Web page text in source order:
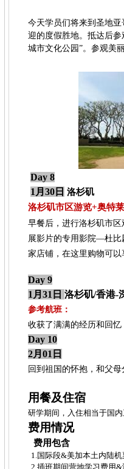
今天学员们将来到 圣地亚
迎的度假胜地。抵达后
城市文化公园”。参观美
Day 8
1月30日 洛杉矶
洛杉矶市区游览+奥特
早餐后，进行洛杉矶市
展影片的专用影院—杜比
家店铺，在这里购物可
Day 9
1月31日 洛杉矶/香港-
参考航班：
收获了满满的经历和回
Day 10
2月01日
回到祖国的怀抱，和父
用餐及住宿
研学期间，入住相当于国
费用情况
费用包含
1.国际段&美加本土内陆机
2.插班期间营地学习费用